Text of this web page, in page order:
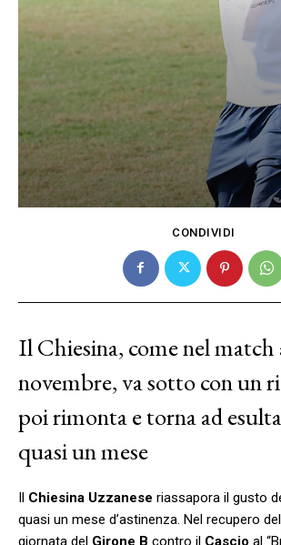
CONDIVIDI
Il Chiesina, come nel
novembre, va sotto con un
poi rimonta e torna ad
quasi un mese
Il Chiesina Uzzanese riassapora il gusto
quasi un mese d’astinenza. Nel recupero
giornata del Girone B contro il Cascio al